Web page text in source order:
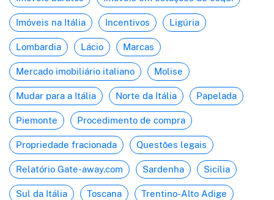
Imóveis na Itália Incentivos Ligúria
Lombardia Lácio Marcas
Mercado imobiliário italiano Molise
Mudar para a Itália Norte da Itália Papelada
Piemonte Procedimento de compra
Propriedade fracionada Questões legais
Relatório Gate-away.com Sardenha Sicília
Sul da Itália Toscana Trentino-Alto Adige